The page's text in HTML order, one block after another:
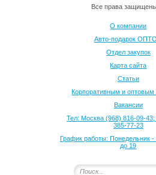
Все права
О компании
Авто-подарок
Отдел закупок
Карта сайта
Статьи
Корпоративным и оптовым
Вакансии
Тел: Москва (968) 816-09-
385-77-23
График работы: Понедельник -
до 19